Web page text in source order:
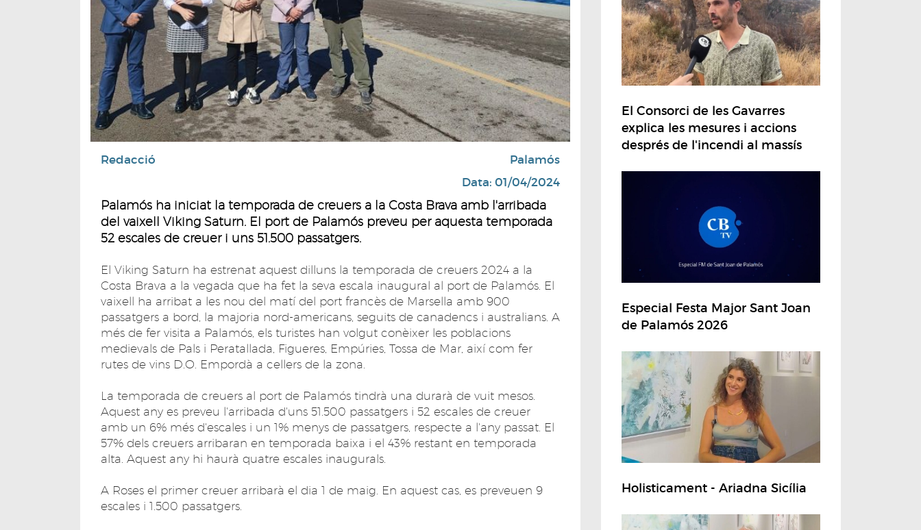
Redacció
Palamós
Data: 01/04/2024
Palamós ha iniciat la temporada de creuers a la Costa Brava amb l'arribada
del vaixell Viking Saturn. El port de Palamós preveu per aquesta temporada
52 escales de creuer i uns 51.500 passatgers.
El Viking Saturn ha estrenat aquest dilluns la temporada de creuers 2024 a la
Costa Brava a la vegada que ha fet la seva escala inaugural al port de Palamós. El
vaixell ha arribat a les nou del matí del port francès de Marsella amb 900
passatgers a bord, la majoria nord-americans, seguits de canadencs i australians. A
més de fer visita a Palamós, els turistes han volgut conèixer les poblacions
medievals de Pals i Peratallada, Figueres, Empúries, Tossa de Mar, així com fer
rutes de vins D.O. Empordà a cellers de la zona.
La temporada de creuers al port de Palamós tindrà una durarà de vuit mesos.
Aquest any es preveu l'arribada d'uns 51.500 passatgers i 52 escales de creuer
amb un 6% més d'escales i un 1% menys de passatgers, respecte a l'any passat. El
57% dels creuers arribaran en temporada baixa i el 43% restant en temporada
alta. Aquest any hi haurà quatre escales inaugurals.
A Roses el primer creuer arribarà el dia 1 de maig. En aquest cas, es preveuen 9
escales i 1.500 passatgers.
El Consorci de les Gavarres
explica les mesures i accions
després de l'incendi al massís
Especial Festa Major Sant Joan
de Palamós 2026
Holisticament - Ariadna Sicília